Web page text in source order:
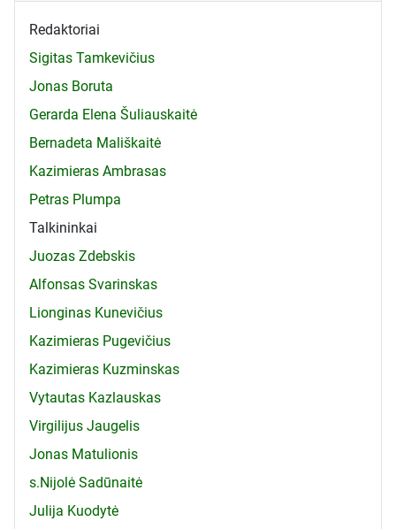
Redaktoriai
Sigitas Tamkevičius
Jonas Boruta
Gerarda Elena Šuliauskaitė
Bernadeta Mališkaitė
Kazimieras Ambrasas
Petras Plumpa
Talkininkai
Juozas Zdebskis
Alfonsas Svarinskas
Lionginas Kunevičius
Kazimieras Pugevičius
Kazimieras Kuzminskas
Vytautas Kazlauskas
Virgilijus Jaugelis
Jonas Matulionis
s.Nijolė Sadūnaitė
Julija Kuodytė